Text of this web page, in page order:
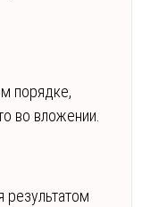
порядке,
во вложении.
результатом